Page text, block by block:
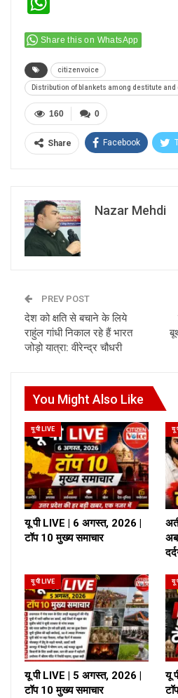
Share this on WhatsApp
citizenvoice
Distribution of blankets among destitute
0
160
Share Facebook
Nazar Mehdi
PREV POST
देश को क्षति से बचाने के लिये
राहुंल गांधी निकाल रहे हैं भारत
जोड़ो यात्रा: वीरेन्द्र चौधरी
You Might Also Like
यू पी LIVE
यू पी LIVE | 6 अगस्त, 2026 |
टॉप 10 मुख्य समाचार
यू
यू पी LIVE
यू पी LIVE | 5 अगस्त, 2026 |
टॉप 10 मुख्य समाचार
यू
यू